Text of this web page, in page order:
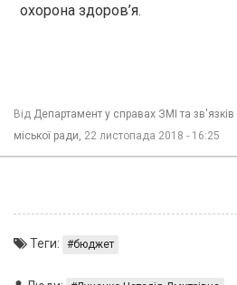
охорона здоров’я.
Від Департамент у справах ЗМІ та зв'язків
міської ради, 22 листопада 2018 - 16:25
Теги: бюджет